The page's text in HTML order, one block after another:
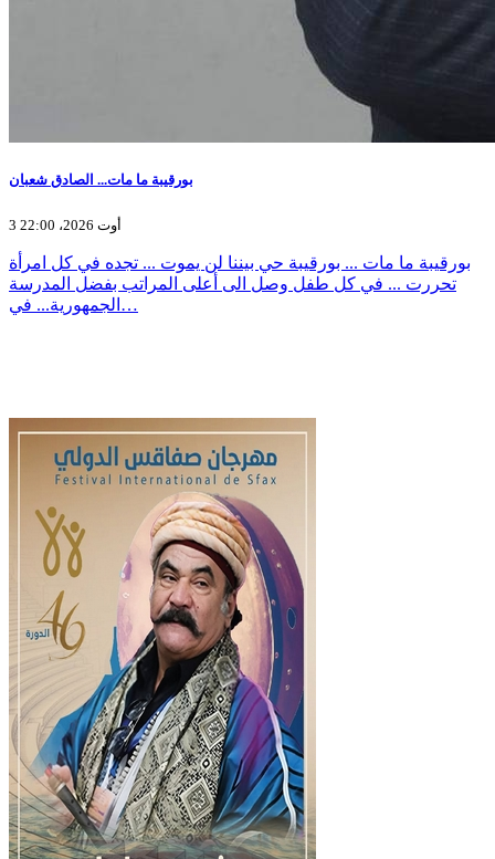
بورقيبة ما مات... الصادق شعبان
3 أوت 2026، 22:00
بورقيبة ما مات ... بورقيبة حي بيننا لن يموت ... تجده في كل امرأة
تحررت ... في كل طفل وصل الى أعلى المراتب بفضل المدرسة
الجمهورية... في…